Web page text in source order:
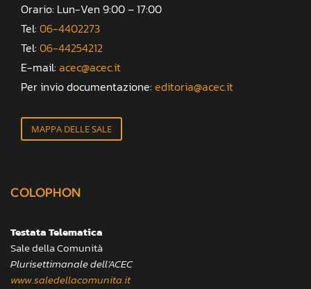
Orario: Lun-Ven 9:00 – 17:00
Tel: 06-4402273
Tel: 06-44254212
E-mail: acec@acec.it
Per invio documentazione: editoria@acec.it
MAPPA DELLE SALE
COLOPHON
Testata Telematica
Sale della Comunità
Plurisettimanale dell’ACEC
www.saledellacomunita.it